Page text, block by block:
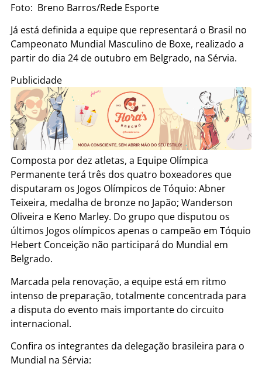
Foto: Breno Barros/Rede Esporte
Já está definida a equipe que representará o Brasil no
Campeonato Mundial Masculino de Boxe, realizado a
partir do dia 24 de outubro em Belgrado, na Sérvia.
Publicidade
Composta por dez atletas, a Equipe Olímpica
Permanente terá três dos quatro boxeadores que
disputaram os Jogos Olímpicos de Tóquio: Abner
Teixeira, medalha de bronze no Japão; Wanderson
Oliveira e Keno Marley. Do grupo que disputou os
últimos Jogos olímpicos apenas o campeão em Tóquio
Hebert Conceição não participará do Mundial em
Belgrado.
Marcada pela renovação, a equipe está em ritmo
intenso de preparação, totalmente concentrada para
a disputa do evento mais importante do circuito
internacional.
Confira os integrantes da delegação brasileira para o
Mundial na Sérvia: